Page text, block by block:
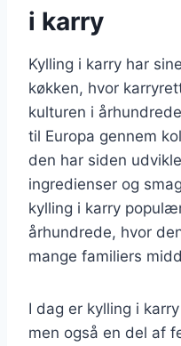
i karry
Kylling i karry har
køkken, hvor
kulturen i
til Europa gennem
den har siden
ingredienser og
kylling i karry
århundrede, hvor
mange familiers
I dag er kylling i
men også en del af